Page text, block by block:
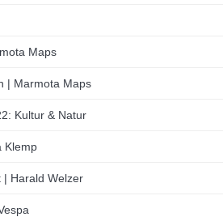
Maps
| Marmota Maps
Kultur & Natur
Klemp
| Harald Welzer